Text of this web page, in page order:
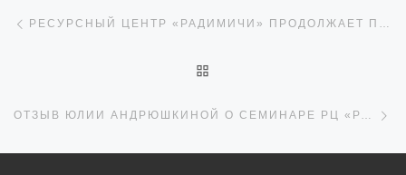
Навигация по записям РЕСУРСНЫЙ ЦЕНТР «РАДИМИЧИ» ПРОДОЛЖАЕТ ПРАКТИКООРИЕНТИРОВАННЫЕ ЗАНЯТИЯ «КАК РАЗРАБОТАТЬ СОЦИАЛЬНЫЙ ПРОЕКТ ДЛЯ ПОБЕДЫ В КОНКУРСЕ ПРЕЗИДЕНТСКИХ ГРАНТОВ»